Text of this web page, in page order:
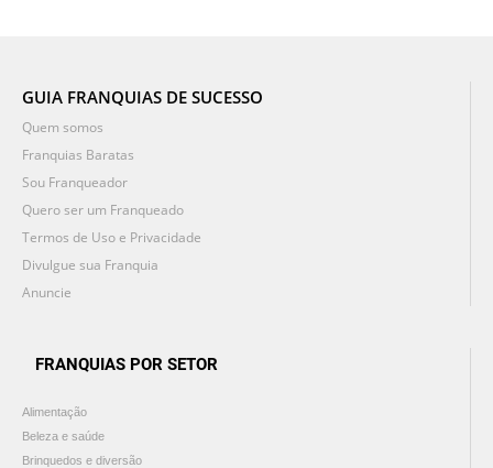
GUIA FRANQUIAS DE SUCESSO
Quem somos
Franquias Baratas
Sou Franqueador
Quero ser um Franqueado
Termos de Uso e Privacidade
Divulgue sua Franquia
Anuncie
FRANQUIAS POR SETOR
Alimentação
Beleza e saúde
Brinquedos e diversão